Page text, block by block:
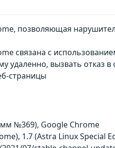
позволяющая
связана с
удаленно, вызвать отказ
страницы
№369), Google Chrome
1.7 (Astra Linux Special